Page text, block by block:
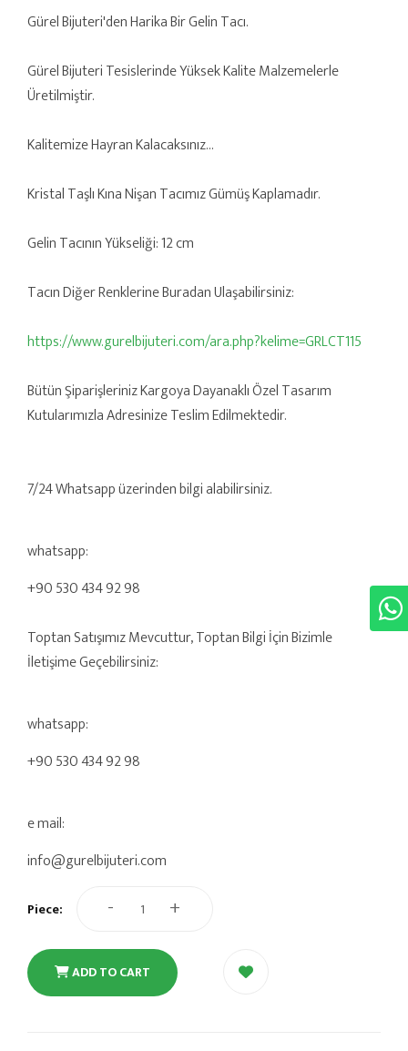
Gürel Bijuteri'den Harika Bir Gelin Tacı.
Gürel Bijuteri Tesislerinde Yüksek Kalite Malzemelerle
Üretilmiştir.
Kalitemize Hayran Kalacaksınız...
Kristal Taşlı Kına Nişan Tacımız Gümüş Kaplamadır.
Gelin Tacının Yükseliği: 12 cm
Tacın Diğer Renklerine Buradan Ulaşabilirsiniz:
https://www.gurelbijuteri.com/ara.php?kelime=GRLCT115
Bütün Şiparişleriniz Kargoya Dayanaklı Özel Tasarım
Kutularımızla Adresinize Teslim Edilmektedir.
7/24 Whatsapp üzerinden bilgi alabilirsiniz.
whatsapp:
+90 530 434 92 98
Toptan Satışımız Mevcuttur, Toptan Bilgi İçin Bizimle
İletişime Geçebilirsiniz:
whatsapp:
+90 530 434 92 98
e mail:
info@gurelbijuteri.com
Piece: - +
ADD TO CART